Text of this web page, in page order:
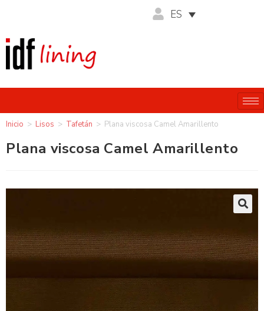
ES
Inicio > Lisos > Tafetán > Plana viscosa Camel Amarillento
Plana viscosa Camel Amarillento